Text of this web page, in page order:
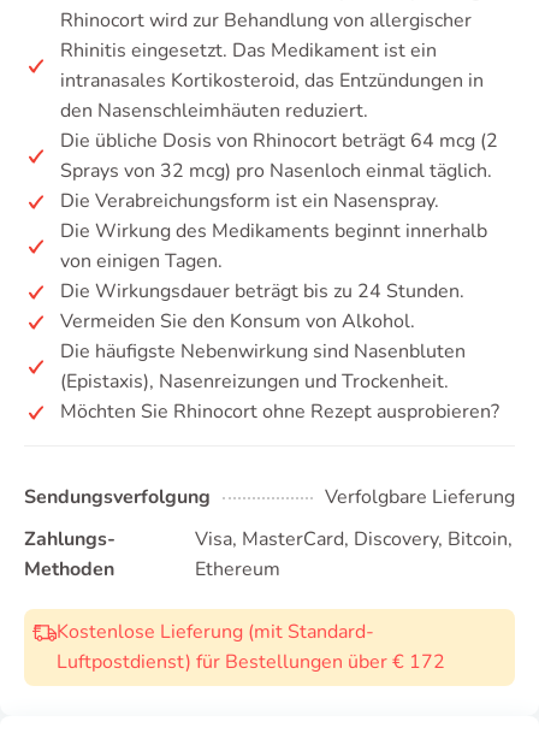
Rhinocort wird zur Behandlung von allergischer
Rhinitis eingesetzt. Das Medikament ist ein
intranasales Kortikosteroid, das Entzündungen in
den Nasenschleimhäuten reduziert.
Die übliche Dosis von Rhinocort beträgt 64 mcg (2
Sprays von 32 mcg) pro Nasenloch einmal täglich.
Die Verabreichungsform ist ein Nasenspray.
Die Wirkung des Medikaments beginnt innerhalb
von einigen Tagen.
Die Wirkungsdauer beträgt bis zu 24 Stunden.
Vermeiden Sie den Konsum von Alkohol.
Die häufigste Nebenwirkung sind Nasenbluten
(Epistaxis), Nasenreizungen und Trockenheit.
Möchten Sie Rhinocort ohne Rezept ausprobieren?
Sendungsverfolgung
Verfolgbare Lieferung
Zahlungs-
Methoden
Visa, MasterCard, Discovery, Bitcoin,
Ethereum
Kostenlose Lieferung (mit Standard-
Luftpostdienst) für Bestellungen über € 172